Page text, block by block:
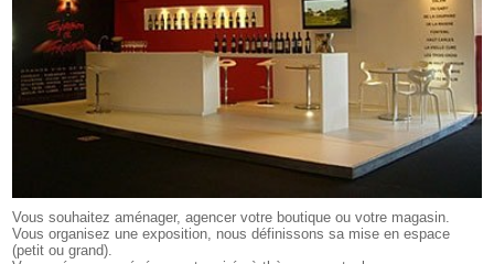
Vous souhaitez aménager, agencer votre boutique ou votre magasin.
Vous organisez une exposition, nous définissons sa mise en espace
(petit ou grand).